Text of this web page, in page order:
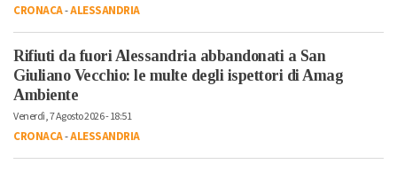
CRONACA-ALESSANDRIA
Rifiuti da fuori Alessandria abbandonati a San
Giuliano Vecchio: le multe degli ispettori di Amag
Ambiente
Venerdì, 7 Agosto 2026 - 18:51
CRONACA-ALESSANDRIA